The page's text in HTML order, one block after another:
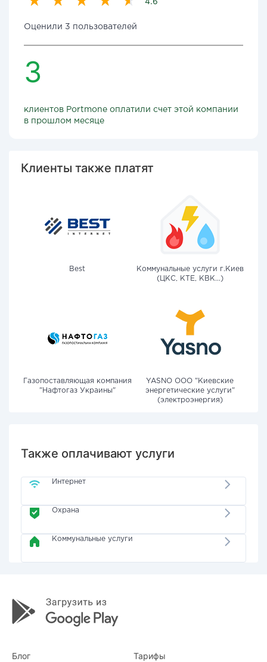
Оценили 3 пользователей
3
клиентов Portmone оплатили счет этой компании
в прошлом месяце
Клиенты также платят
Best
Коммунальные услуги г.Киев
(ЦКС, КТЕ, КВК...)
Газопоставляющая компания
"Нафтогаз Украины"
YASNO OOO "Киевские
энергетические услуги"
(электроэнергия)
Также оплачивают услуги
Интернет
Охрана
Коммунальные услуги
Блог Тарифы